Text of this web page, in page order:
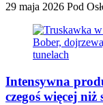
29 maja 2026 Pod
Intensywna
czegoś więcej